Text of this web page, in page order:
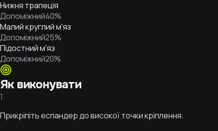
Нижня трапеція
Допоміжний40%
Малий круглий м'яз
Допоміжний25%
Підостний м'яз
Допоміжний20%
Як виконувати
1
Прикріпіть еспандер до високої точки кріплення.